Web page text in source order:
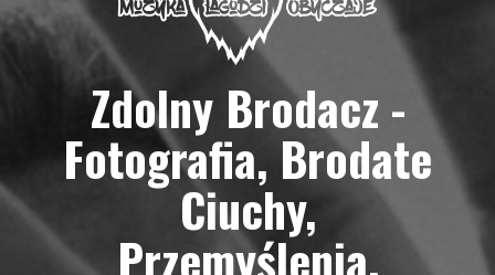
Zdolny Brodacz -
Fotografia, Brodate
Ciuchy,
Przemyślenia,